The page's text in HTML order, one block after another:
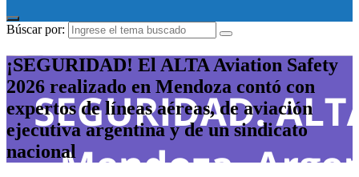
Búscar por:
¡SEGURIDAD! El ALTA Aviation Safety
2026 realizado en Mendoza contó con
expertos de líneas aéreas, de aviación
ejecutiva argentina y de un sindicato
nacional